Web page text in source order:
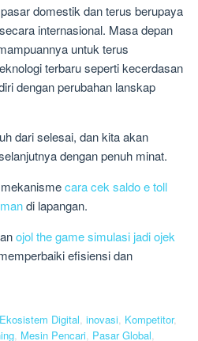
domestik dan terus berupaya
internasional. Masa depan
untuk terus
terbaru seperti kecerdasan
dengan perubahan lanskap
dari selesai, dan kita akan
dengan penuh minat.
cara cek saldo e toll
di lapangan.
ojol the game simulasi jadi ojek
efisiensi dan
Ekosistem Digital inovasi Kompetitor,
Mesin Pencari Pasar Global